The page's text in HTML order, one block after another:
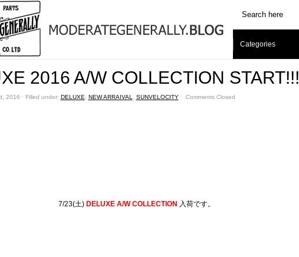
Categories
2016 A/W COLLECTION START!!!
2016 ˑ Filled under: DELUXE NEW ARRAIVAL SUNVELOCITYˑ Comments Closed
7/23(土) DELUXE A/W COLLECTION 入荷です。